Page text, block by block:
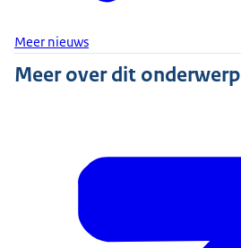
Meer nieuws
Meer over dit onderwerp